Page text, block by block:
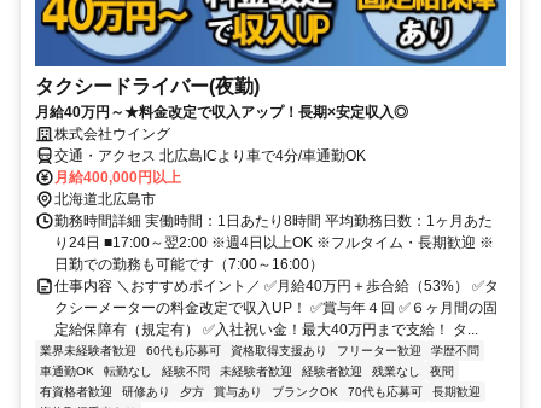
タクシードライバー(夜勤)
月給40万円～★料金改定で収入アップ！長期×安定収入◎
株式会社ウイング
交通・アクセス 北広島ICより車で4分/車通勤OK
月給400,000円以上
北海道北広島市
勤務時間詳細 実働時間：1日あたり8時間 平均勤務日数：1ヶ月あた
り24日 ■17:00～翌2:00 ※週4日以上OK ※フルタイム・長期歓迎 ※
日勤での勤務も可能です（7:00～16:00）
仕事内容 ＼おすすめポイント／ ✅月給40万円＋歩合給（53%） ✅タ
クシーメーターの料金改定で収入UP！ ✅賞与年４回 ✅６ヶ月間の固
定給保障有（規定有） ✅入社祝い金！最大40万円まで支給！ タ...
業界未経験者歓迎 60代も応募可 資格取得支援あり フリーター歓迎
学歴不問
車通勤OK
転勤なし 経験不問 未経験者歓迎 経験者歓迎 残業なし
夜間
有資格者歓迎
研修あり 夕方 賞与あり ブランクOK 70代も応募可
長期歓迎